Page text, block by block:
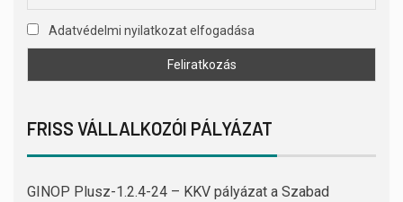
Adatvédelmi nyilatkozat elfogadása
FRISS VÁLLALKOZÓI PÁLYÁZAT
GINOP Plusz-1.2.4-24 – KKV pályázat a Szabad